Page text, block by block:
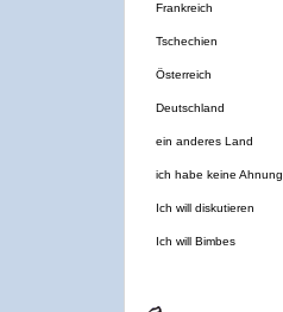
Frankreich
Tschechien
Österreich
Deutschland
ein anderes Land
ich habe keine Ahnung
Ich will diskutieren
Ich will Bimbes